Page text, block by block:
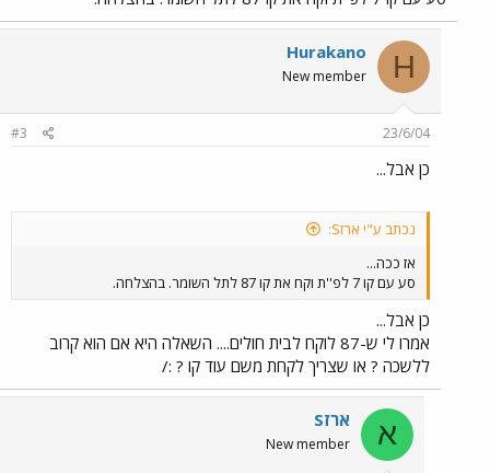
H
Hurakano
New member
23/6/04
#3
כן אבל...
נכתב ע"י ארזS:
אז ככה...
סע עם קו 7 לפ''ת וקח את קו 87 לתל השומר. בהצלחה.
כן אבל...
אמרו לי ש-87 לוקח לבית חולים.... השאלה היא אם הוא קרוב
ללשכה ? או שצריך לקחת משם עוד קו ? :/
א ארזS
New member